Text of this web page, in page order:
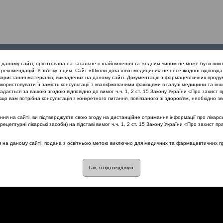
заходи
проекту
запальні захворювання верхніх дихальних шляхів з позиції МКХ
шляхів
даному сайті, орієнтована на загальне ознайомлення та жодним чином не може бути
У зв’язку з цим, Сайт «Школи доказової медицини» не несе жодної
матеріалів, викладених на даному сайті. Документація з фармацевтичних
її замість консультації з кваліфікованими фахівцями в галузі медицини та
за вашою згодою відповідно до вимог ч.ч. 1, 2 ст. 15 Закону України «Про захист
потрібна консультація з конкретного питання, пов’язаного зі здоров’ям, необхідно
на сайті, ви підтверджуєте свою згоду на дистанційне отримання інформації про
лікарські засоби) на підставі вимог ч.ч. 1, 2 ст. 15 Закону України «Про захист
на даному сайті, подана з освітньою метою виключно для медичних та фармацевтичних
Так, я підтверджую.